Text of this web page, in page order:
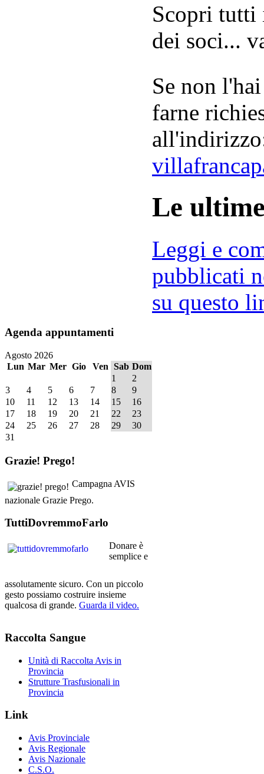
Scopri tutti
dei soci...
Se non
farne
Le
Leggi e
pubblicati
su questo
Agenda appuntamenti
Agosto 2026
Lun Mar Mer Gio Ven Sab Dom
1
2
3
4 5 6 7 8
9
10
11 12 13 14 15
16
17
18 19 20 21 22
23
24
25 26 27 28 29
30
31
Grazie! Prego!
Campagna AVIS
nazionale Grazie Prego.
TuttiDovremmoFarlo
Donare è
semplice e
assolutamente sicuro. Con un piccolo
gesto possiamo costruire insieme
qualcosa di grande. Guarda il video.
Raccolta Sangue
Unità di Raccolta Avis in
Provincia
Strutture Trasfusionali in
Provincia
Link
Avis Provinciale
Avis Regionale
Avis Nazionale
C.S.O.